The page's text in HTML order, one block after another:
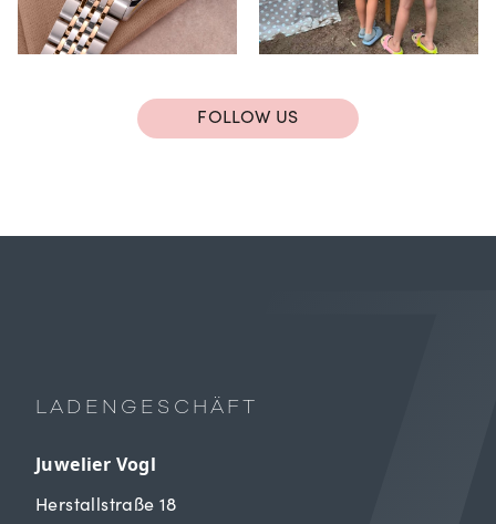
FOLLOW US
LADENGESCHÄFT
Juwelier Vogl
Herstallstraße 18